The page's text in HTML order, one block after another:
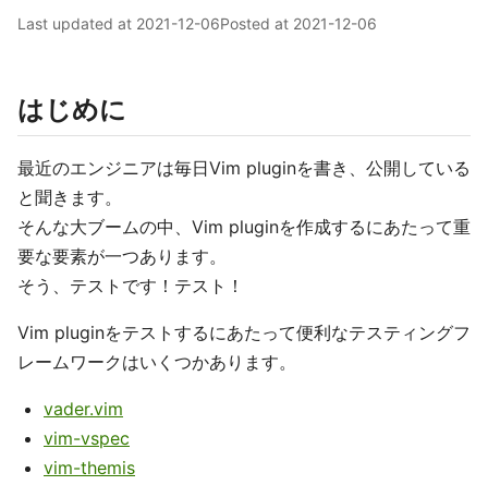
Last updated at 2021-12-06Posted at 2021-12-06
はじめに
最近のエンジニアは毎日Vim pluginを書き、公開している
と聞きます。
そんな大ブームの中、Vim pluginを作成するにあたって重
要な要素が一つあります。
そう、テストです！テスト！
Vim pluginをテストするにあたって便利なテスティングフ
レームワークはいくつかあります。
vader.vim
vim-vspec
vim-themis